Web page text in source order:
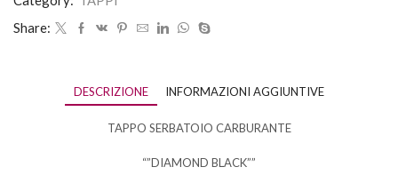
Share:
DESCRIZIONE INFORMAZIONI AGGIUNTIVE
TAPPO SERBATOIO CARBURANTE
“”DIAMOND BLACK””